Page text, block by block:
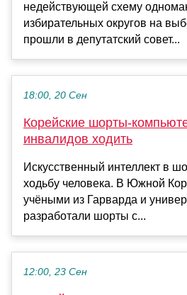
недействующей схему
избирательных округов на
прошли в депутатский совет...
18:00, 20 Сен
Корейские шорты-
инвалидов ходить
Искусственный интеллект в
ходьбу человека. В Южной
учёными из Гарварда и
разработали шорты с...
12:00, 23 Сен